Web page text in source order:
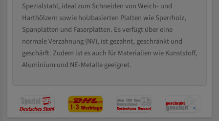
Spezialstahl, ideal zum Schneiden von Weich- und
Harthölzern sowie holzbasierten Platten wie Sperrholz,
Spanplatten und Faserplatten. Es verfügt über eine
normale Verzahnung (NV), ist gezahnt, geschränkt und
geschärft. Zudem ist es auch für Materialien wie Kunststoff,
Aluminium und NE-Metalle geeignet.